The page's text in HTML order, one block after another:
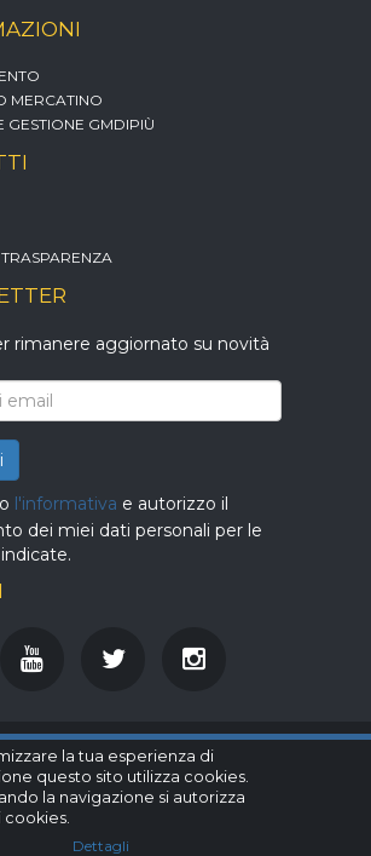
MERCATINO
GESTIONE GMDIPIÙ
rimanere aggiornato su novità
l'informativa e autorizzo il
dei miei dati personali per le
S.r.l. - Mercatino dell'usato
C.F. 06203110488 - Cap. soc.
€ 10.000 - REA FI-609460 -
Camera di Comm. di Firenze
la tua esperienza di
questo sito utilizza cookies.
la navigazione si autorizza
cookies.
Dettagli